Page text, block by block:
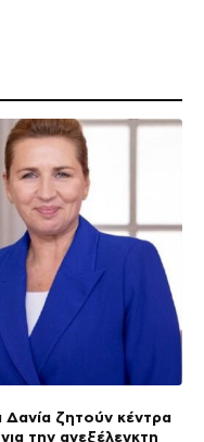
Δανία ζητούν κέντρα
την ανεξέλεγκτη